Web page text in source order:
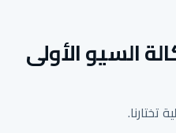
السيو الأولى
تختارنا.